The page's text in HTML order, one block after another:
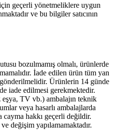
geçerli yönetmeliklere uygun
ve bu bilgiler satıcının
bozulmamış olmalı, ürünlerde
İade edilen ürün tüm yan
Ürünlerin 14 günde
iade edilmesi gerekmektedir.
TV vb.) ambalajın teknik
veya hasarlı ambalajlarda
cayma hakkı geçerli değildir.
değişim yapılamamaktadır.